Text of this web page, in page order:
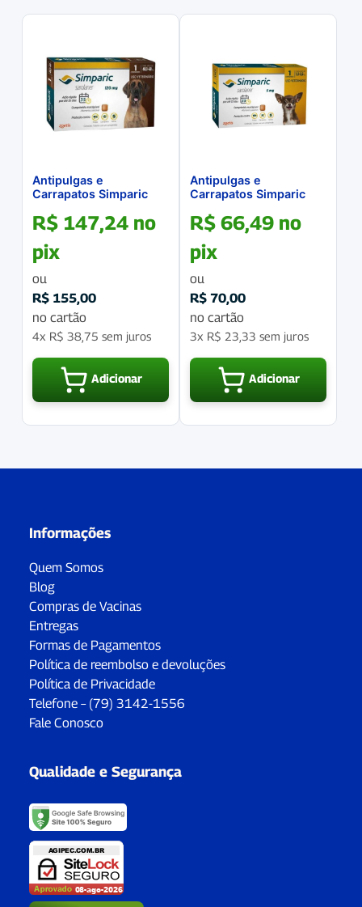
Antipulgas e
Carrapatos Simparic
40kg a 60kg, caixa com
1 Comprimido
R$ 147,24 no
pix
ou
R$ 155,00
no cartão
4x R$ 38,75 sem juros
Adicionar
Antipulgas e
Carrapatos Simparic
kg caixa com 1
comprimido
R$ 66,49 no
pix
ou
R$ 70,00
no cartão
3x R$ 23,33 sem juros
Adicionar
Informações
Quem Somos
Blog
Compras de Vacinas
Entregas
Formas de Pagamentos
Política de reembolso e devoluções
Política de Privacidade
Telefone – (79) 3142-1556
Fale Conosco
Qualidade e Segurança